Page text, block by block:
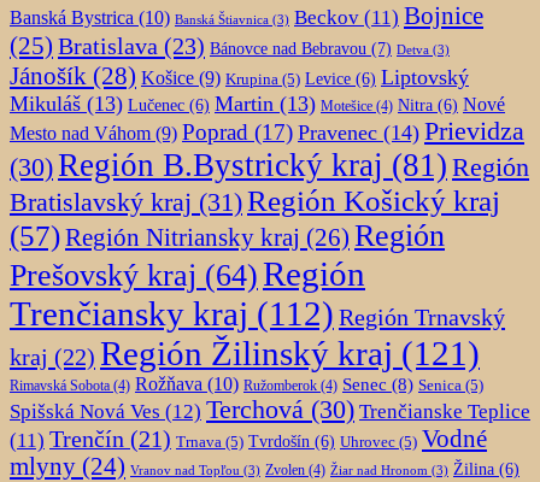
Banská Bystrica (10) Banská Štiavnica (3) Beckov (11) Bojnice
(25) Bratislava (23) Bánovce nad Bebravou (7) Detva (3)
Jánošík (28) Košice (9) Krupina (5) Levice (6) Liptovský
Mikuláš (13) Lučenec (6) Martin (13) Motešice (4) Nitra (6) Nové
Mesto nad Váhom (9) Poprad (17) Pravenec (14) Prievidza
(30)Región B.Bystrický kraj (81) Región
Bratislavský kraj (31)Región Košický kraj
(57)Región Nitriansky kraj (26) Región
Prešovský kraj (64)Región
Trenčiansky kraj (112) Región Trnavský
kraj (22) Región Žilinský kraj (121)
Rimavská Sobota (4) Rožňava (10) Ružomberok (4) Senec (8) Senica (5)
Spišská Nová Ves (12) Terchová (30) Trenčianske Teplice
(11) Trenčín (21) Trnava (5) Tvrdošín (6) Uhrovec (5) Vodné
mlyny (24) Vranov nad Topľou (3) Zvolen (4) Žiar nad Hronom (3) Žilina (6)